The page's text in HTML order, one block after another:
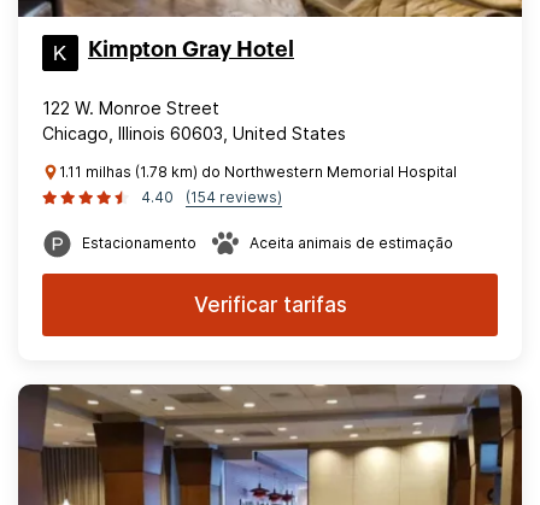
Kimpton Gray Hotel
122 W. Monroe Street
Chicago, Illinois 60603, United States
1.11 milhas (1.78 km) do Northwestern Memorial Hospital
4.40
(154 reviews)
Estacionamento Aceita animais de estimação
Verificar tarifas